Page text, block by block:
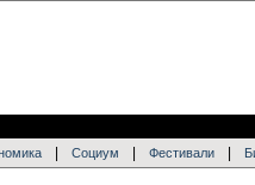
Социум Фестивали